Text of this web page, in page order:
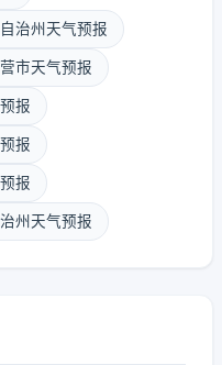
治州天气预报
市天气预报
报
报
报
州天气预报